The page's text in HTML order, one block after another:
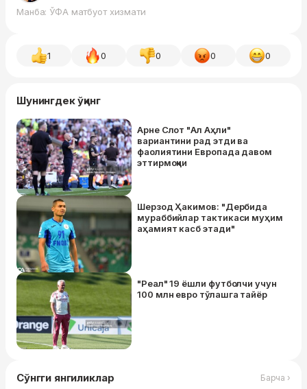
Манба: ЎФА матбуот хизмати
1 0 0 0 0
Шунингдек ўқинг
Арне Слот "Ал Аҳли"
вариантини рад этди ва
фаолиятини Европада давом
эттирмоқчи
Шерзод Ҳакимов: "Дербида
мураббийлар тактикаси муҳим
аҳамият касб этади"
"Реал" 19 ёшли футболчи учун
100 млн евро тўлашга тайёр
Сўнгги янгиликлар Барча ›